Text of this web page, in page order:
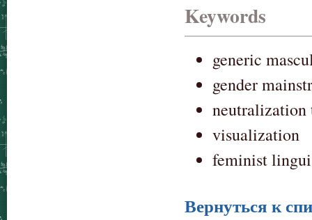
Keywords
generic
gender
neutralization
visualization
feminist
Вернуться к